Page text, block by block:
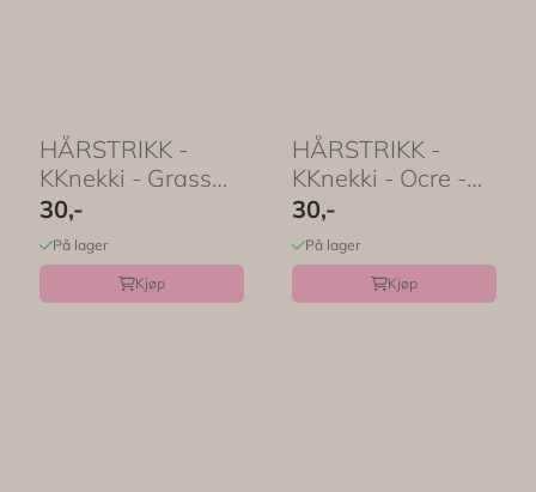
HÅRSTRIKK -
KKnekki - Grass
Green - Bon Dep
30,-
På lager
Kjøp
HÅRSTRIKK -
KKnekki - Ocre -
Bon Dep
30,-
På lager
Kjøp